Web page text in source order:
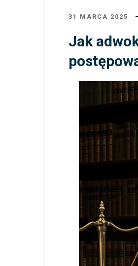
31 MARCA 2025
Jak